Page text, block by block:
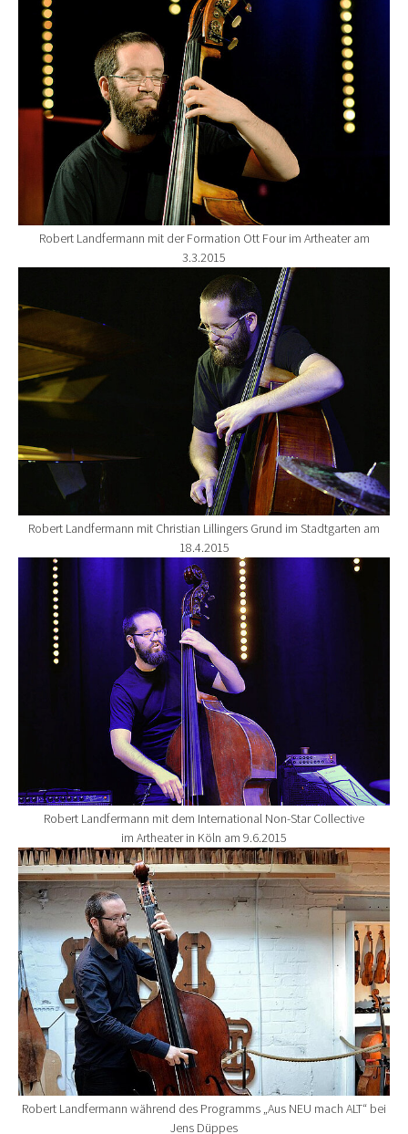
Robert Landfermann mit der Formation Ott Four im Artheater am
3.3.2015
Robert Landfermann mit Christian Lillingers Grund im Stadtgarten am
18.4.2015
Show larger version for:
Robert Landfermann mit dem International Non-Star Collective
im Artheater in Köln am 9.6.2015
Show larger version for:
Robert Landfermann während des Programms „Aus NEU mach ALT“ bei
Jens Düppes